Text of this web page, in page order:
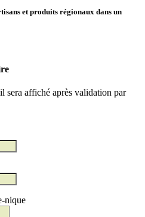
et produits régionaux dans un
sera affiché après validation par
nique